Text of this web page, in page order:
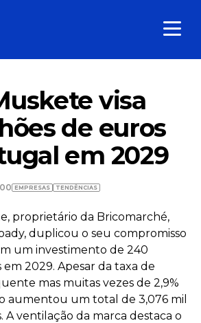
visa
de euros
em 2029
EMPRESAS TENDÊNCIAS
proprietário da Bricomarché,
duplicou o seu compromisso
um investimento de 240
2029. Apesar da taxa de
mas muitas vezes de 2,9%
aumentou um total de 3,076 mil
A ventilação da marca destaca o